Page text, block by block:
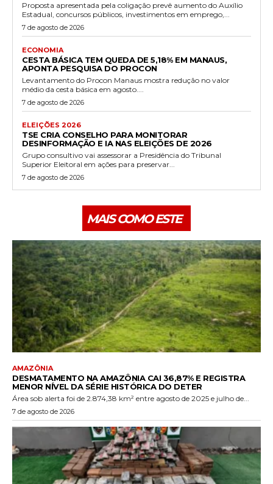
Proposta apresentada pela coligação prevê aumento do Auxílio
Estadual, concursos públicos, investimentos em emprego,...
7 de agosto de 2026
ECONOMIA
CESTA BÁSICA TEM QUEDA DE 5,18% EM MANAUS,
APONTA PESQUISA DO PROCON
Levantamento do Procon Manaus mostra redução no valor
médio da cesta básica em agosto....
7 de agosto de 2026
ELEIÇÕES 2026
TSE CRIA CONSELHO PARA MONITORAR
DESINFORMAÇÃO E IA NAS ELEIÇÕES DE 2026
Grupo consultivo vai assessorar a Presidência do Tribunal
Superior Eleitoral em ações para preservar...
7 de agosto de 2026
MAIS COMO ESTE
AMAZÔNIA
DESMATAMENTO NA AMAZÔNIA CAI 36,87% E REGISTRA
MENOR NÍVEL DA SÉRIE HISTÓRICA DO DETER
Área sob alerta foi de 2.874,38 km² entre agosto de 2025 e julho de...
7 de agosto de 2026